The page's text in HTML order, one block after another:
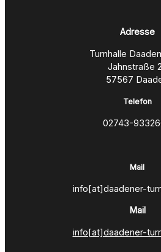
Adresse
Turnhalle
Jahnstraße
57567
Telefon
02743-
Mail
info[at]daadener-
Mail
info[at]daadener-